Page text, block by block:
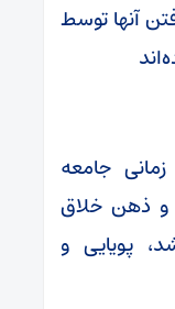
آنها توسط
جامعه
و ذهن خلاق
پویایی و